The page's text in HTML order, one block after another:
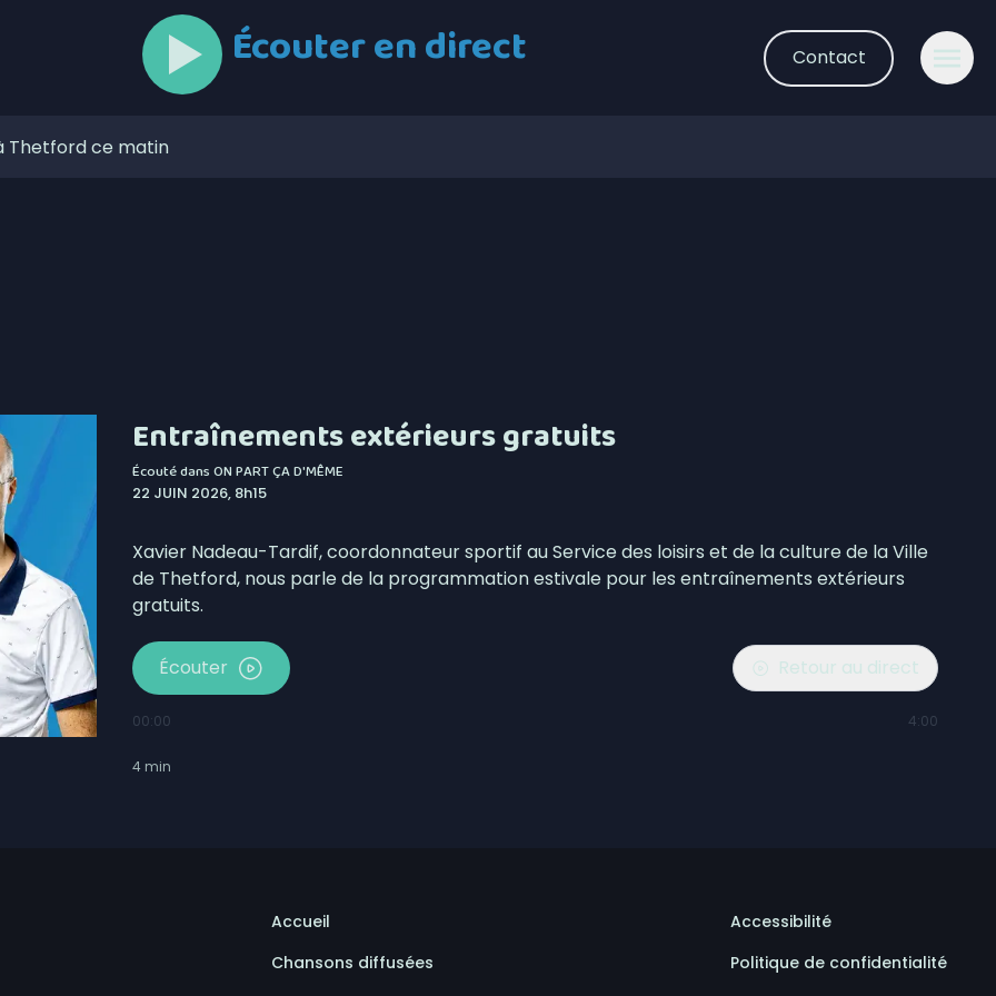
Écouter en direct Contact
Thetford ce matin
l’Unicanvas ce weekend
à Thetford au cours des prochains jours
les dépenses de Christine Fréchette
de l’Opération nationale concertée en sécurité
Frontenac au pas de campagne
de-Broughton fermée ce jeudi
Entraînements extérieurs gratuits
Écouté dansON PART ÇA D'MÊME
22 JUIN 2026, 8h15
Xavier Nadeau-Tardif, coordonnateur sportif au Service des loisirs et de la culture de la Ville
de Thetford, nous parle de la programmation estivale pour les entraînements extérieurs
gratuits.
Écouter Retour au direct
00:00 4:00
4 min
Accueil
Chansons diffusées
Accessibilité
Politique de confidentialité